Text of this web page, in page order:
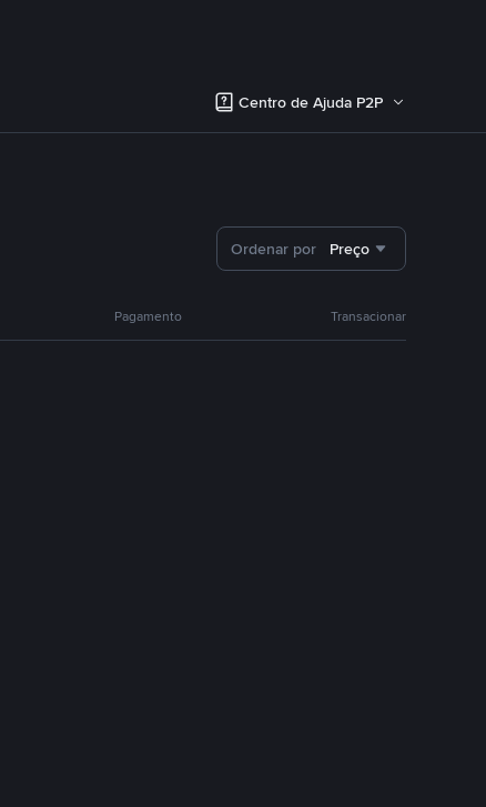
Centro de Ajuda P2P
Ordenar por Preço
Pagamento Transacionar